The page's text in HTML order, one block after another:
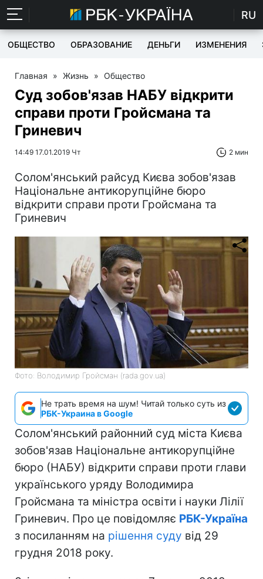
RU
ОБЩЕСТВО ОБРАЗОВАНИЕ ДЕНЬГИ ИЗМЕНЕНИЯ
Главная » Жизнь » Общество
Суд зобов'язав НАБУ відкрити
справи проти Гройсмана та
Гриневич
14:49 17.01.2019 Чт 2 мин
Солом'янський райсуд Києва зобов'язав
Національне антикорупційне бюро
відкрити справи проти Гройсмана та
Гриневич
Фото: Володимир Гройсман (rada.gov.ua)
Не трать время на шум! Читай только суть из
РБК-Украина в Google
Солом'янський районний суд міста Києва
зобов'язав Національне антикорупційне
бюро (НАБУ) відкрити справи проти глави
українського уряду Володимира
Гройсмана та міністра освіти і науки Лілії
Гриневич. Про це повідомляє РБК-Україна
з посиланням на рішення суду від 29
грудня 2018 року.